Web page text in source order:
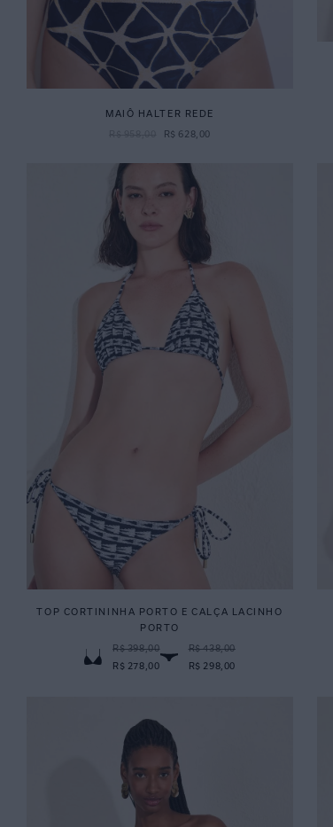
MAIÔ HALTER REDE
R$ 628 00
TOP CORTININHA PORTO E CALÇA LACINHO
PORTO
R$ 398,00
R$ 278,00
R$ 438,00
R$ 298,00